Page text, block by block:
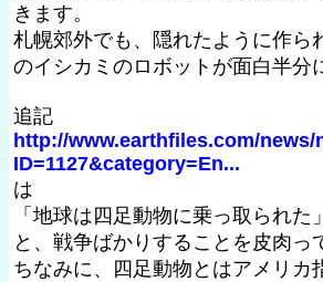
きます。
札幌郊外でも、隠れたように作ら
のイシカミのロボットが面白半分
追記
http://www.earthfiles.com/news/
ID=1127&category=En...
は
「地球は四足動物に乗っ取られた」
と、戦争ばかりすることを皮肉っ
ちなみに、四足動物とはアメリカ